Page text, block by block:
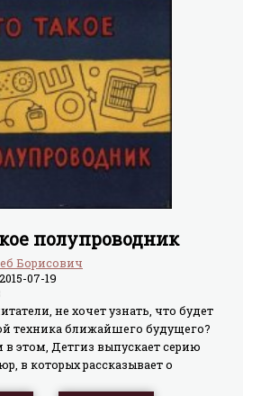
преподавателей,
в области астронавтики,
техники и авиации. Книга
для специалистов смежных с
интересующихся космической
обеспечивающей полет человека
полупроводник
Борисович
2015-07-19
не хочет узнать, что будет
техника ближайшего будущего?
этом, Детгиз выпускает серию
в которых рассказывает о